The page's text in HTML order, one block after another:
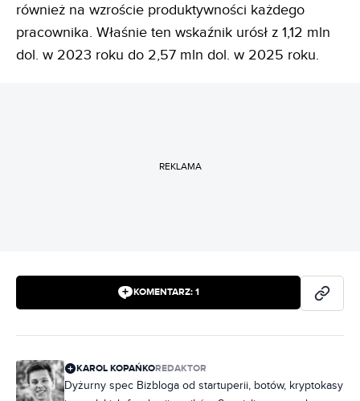
również na wzroście produktywności każdego
pracownika. Właśnie ten wskaźnik urósł z 1,12 mln
dol. w 2023 roku do 2,57 mln dol. w 2025 roku.
REKLAMA
KOMENTARZ: 1
KAROL KOPAŃKOREDAKTOR
Dyżurny spec Bizbloga od startuperii, botów, kryptokasy